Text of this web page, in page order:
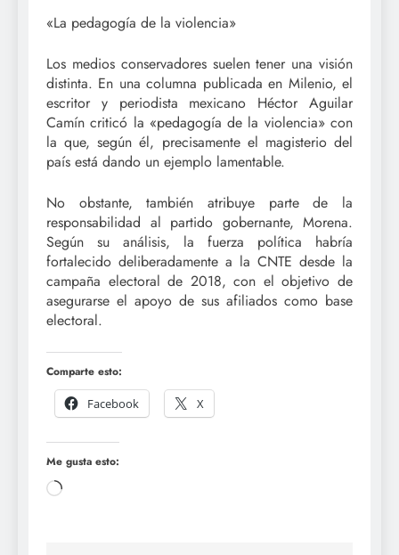
«La pedagogía de la violencia»
Los medios conservadores suelen tener una visión
distinta. En una columna publicada en Milenio, el
escritor y periodista mexicano Héctor Aguilar
Camín criticó la «pedagogía de la violencia» con
la que, según él, precisamente el magisterio del
país está dando un ejemplo lamentable.
No obstante, también atribuye parte de la
responsabilidad al partido gobernante, Morena.
Según su análisis, la fuerza política habría
fortalecido deliberadamente a la CNTE desde la
campaña electoral de 2018, con el objetivo de
asegurarse el apoyo de sus afiliados como base
electoral.
Comparte esto:
Facebook
X
Me gusta esto:
Cargando...